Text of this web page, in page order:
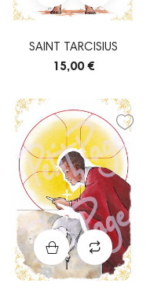
SAINT TARCISIUS
15,00 €